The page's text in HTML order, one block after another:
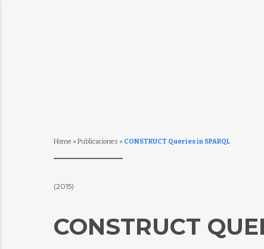
Home » Publicaciones » CONSTRUCT Queries in SPARQL
(2015)
CONSTRUCT